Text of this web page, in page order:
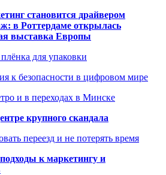
становится драйвером
в Роттердаме открылась
выставка Европы
для упаковки
к безопасности в цифровом мире
и в переходах в Минске
крупного скандала
переезд и не потерять время
к маркетингу и